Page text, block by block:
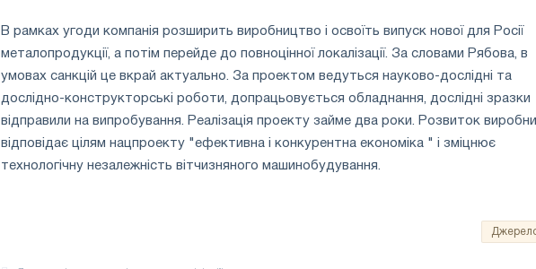
В рамках угоди компанія розширить виробництво і освоїть випуск нової для Росії
металопродукції, а потім перейде до повноцінної локалізації. За словами Рябова, в
умовах санкцій це вкрай актуально. За проектом ведуться науково-дослідні та
дослідно-конструкторські роботи, допрацьовується обладнання, дослідні зразки
відправили на випробування. Реалізація проекту займе два роки. Розвиток
відповідає цілям нацпроекту "ефективна і конкурентна економіка " і зміцнює
технологічну незалежність вітчизняного машинобудування.